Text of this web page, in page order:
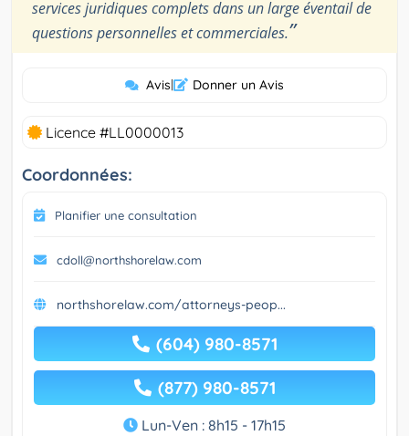
services juridiques complets dans un large éventail de
questions personnelles et commerciales.”
Avis| Donner un Avis
Licence #LL0000013
Coordonnées:
Planifier une consultation
cdoll@northshorelaw.com
northshorelaw.com/attorneys-peop...
(604) 980-8571
(877) 980-8571
Lun-Ven : 8h15 - 17h15